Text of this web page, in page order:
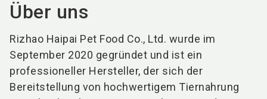
Über uns
Rizhao Haipai Pet Food Co., Ltd. wurde im
September 2020 gegründet und ist ein
professioneller Hersteller, der sich der
Bereitstellung von hochwertigem Tiernahrung